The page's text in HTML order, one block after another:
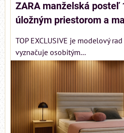
ZARA manželská posteľ
úložným priestorom a
TOP EXCLUSIVE je modelový
vyznačuje osobitým...